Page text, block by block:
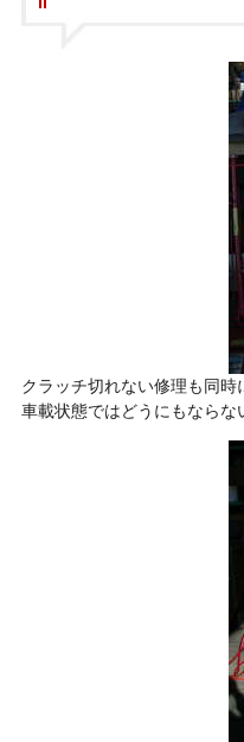
クラッチ切れない修理も同
車載状態ではどうにもなら